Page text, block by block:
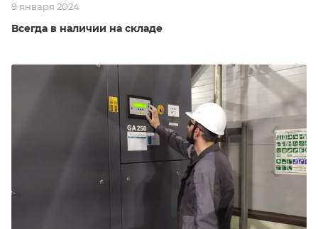
9 января 2024
Всегда в наличии на складе